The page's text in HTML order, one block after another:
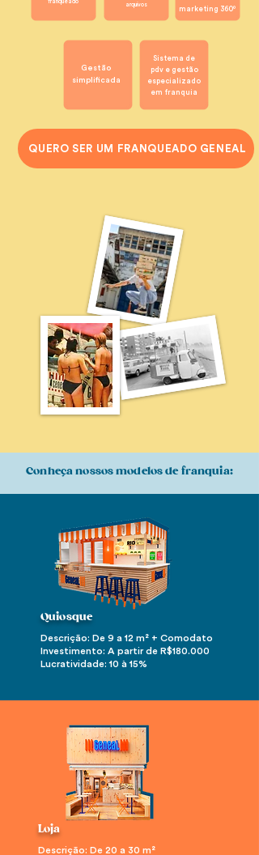
franqueado
arquivos
marketing 360º
Gestão
simplificada
Sistema de
pdv e gestão
especializado
em franquia
QUERO SER UM FRANQUEADO GENEAL
Conheça nossos modelos de franquia:
Quiosque
Descrição: De 9 a 12 m² + Comodato
Investimento: A partir de R$180.000
Lucratividade: 10 à 15%
Loja
Descrição: De 20 a 30 m²